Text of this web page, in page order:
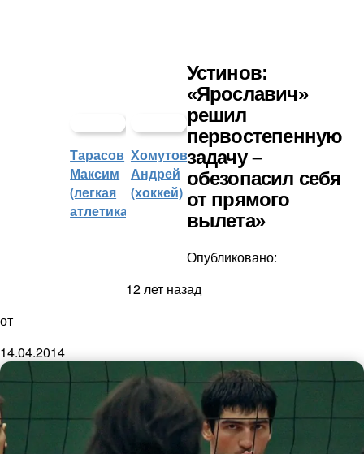
Тарасов
Максим
(легкая
атлетика)
Хомутов
Андрей
(хоккей)
Устинов:
«Ярославич»
решил
первостепенную
задачу –
обезопасил себя
от прямого
вылета»
Опубликовано:
12 лет назад
от
14.04.2014